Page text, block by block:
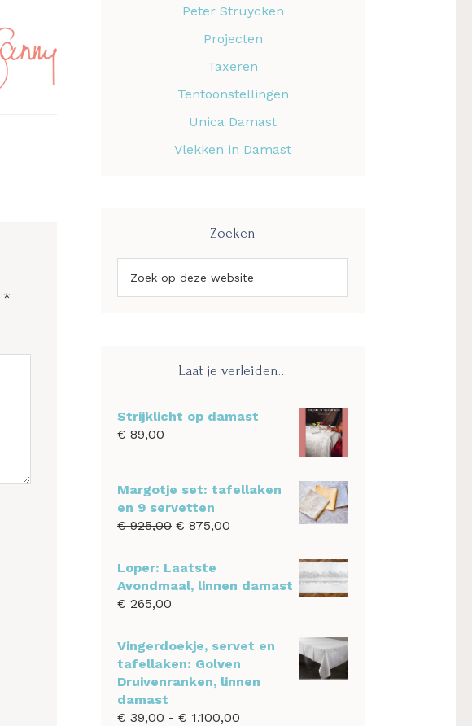
*
Peter Struycken
Projecten
Taxeren
Tentoonstellingen
Unica Damast
Vlekken in Damast
Zoeken
op
Laat je verleiden…
Strijklicht op damast
€ 89,00
Margotje set: tafellaken
en 9 servetten
€925,00 Oorspronkelijke
was:
€ 925,00.
€ 875,00
€ 875,00.
Loper: Laatste
Avondmaal, linnen damast
€ 265,00
Vingerdoekje, servet en
tafellaken: Golven
Druivenranken, linnen
damast
€ 39,00 - € 1.100,00